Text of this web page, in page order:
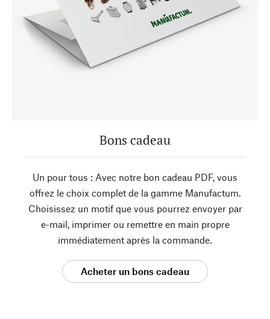
Bons cadeau
Un pour tous : Avec notre bon cadeau PDF, vous
offrez le choix complet de la gamme Manufactum.
Choisissez un motif que vous pourrez envoyer par
e-mail, imprimer ou remettre en main propre
immédiatement après la commande.
Acheter un bons cadeau